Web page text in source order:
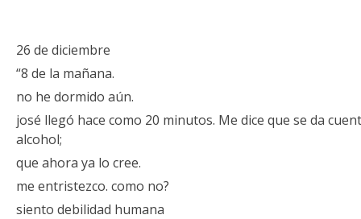
26 de diciembre
“8 de la mañana.
no he dormido aún.
josé llegó hace como 20 minutos. Me dice que se da
alcohol;
que ahora ya lo cree.
me entristezco. como no?
siento debilidad humana